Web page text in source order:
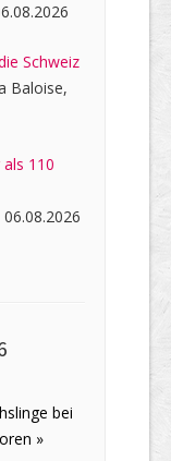
Schweiz
Baloise,
110
bei
»